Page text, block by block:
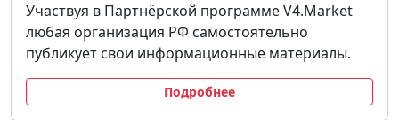
Участвуя в Партнёрской программе V4.Market
любая организация РФ самостоятельно
публикует свои информационные материалы.
Подробнее